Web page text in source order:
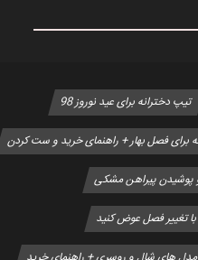
تیپ دخترانه برای عید نوروز 98
برای فصل بهار + راهنمای خرید و ست کردن
پوشیدن پیراهن مشکی
تغییر فصل عوض کنید